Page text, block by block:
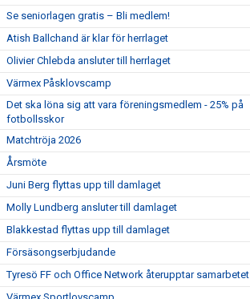
Se seniorlagen gratis – Bli medlem!
Atish Ballchand är klar för herrlaget
Olivier Chlebda ansluter till herrlaget
Värmex Påsklovscamp
Det ska löna sig att vara föreningsmedlem - 25% på
fotbollsskor
Matchtröja 2026
Årsmöte
Juni Berg flyttas upp till damlaget
Molly Lundberg ansluter till damlaget
Blakkestad flyttas upp till damlaget
Försäsongserbjudande
Tyresö FF och Office Network återupptar samarbetet